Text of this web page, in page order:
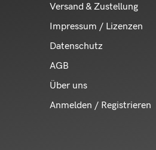
Versand & Zustellung
Impressum / Lizenzen
Datenschutz
AGB
Über uns
Anmelden / Registrieren